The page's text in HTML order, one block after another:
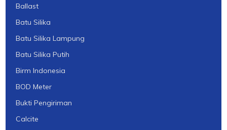
Ballast
Batu Silika
Batu Silika Lampung
Batu Silika Putih
Birm Indonesia
BOD Meter
Bukti Pengiriman
Calcite